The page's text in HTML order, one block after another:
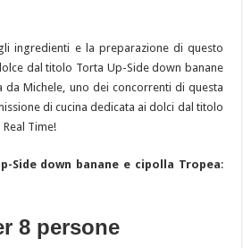
ingredienti e la preparazione di questo
dal titolo Torta Up-Side down banane
Michele, uno dei concorrenti di questa
di cucina dedicata ai dolci dal titolo
Time!
Side down banane e cipolla Tropea:
8 persone